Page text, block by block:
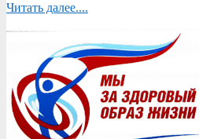
Читать далее....